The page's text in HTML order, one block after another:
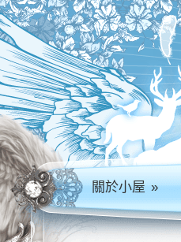
關於小屋»